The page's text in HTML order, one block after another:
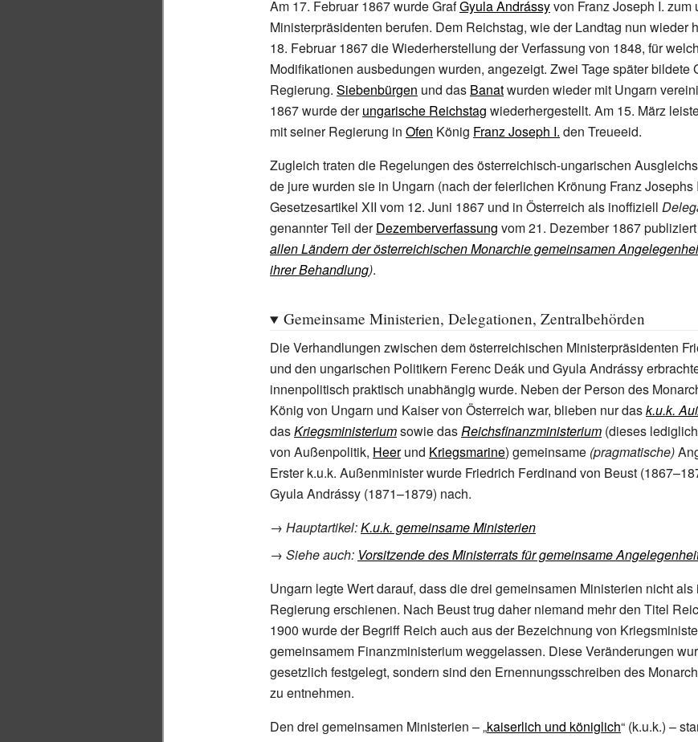
Am 17. Februar 1867 wurde GrafGyula Andrássyvon Franz Joseph I. zum
Ministerpräsidenten berufen. Dem Reichstag, wie der Landtag nun wieder
18. Februar 1867 die Wiederherstellung der Verfassung von 1848, für
Modifikationen ausbedungen wurden, angezeigt. Zwei Tage später bildete
Regierung. Siebenbürgen und das Banatwurden wieder mit Ungarn
1867 wurde derungarische Reichstag wiederhergestellt. Am 15. März
mit seiner Regierung in Ofen König Franz Joseph I. den Treueeid.
Zugleich traten die Regelungen des österreichisch-ungarischen
de jure wurden sie in Ungarn (nach der feierlichen Krönung Franz Josephs
Gesetzesartikel XII vom 12. Juni 1867 und in Österreich als inoffiziell
genannter Teil derDezemberverfassung vom 21. Dezember 1867 publiziert
allen Ländern der österreichischen Monarchie gemeinsamen
ihrer Behandlung).
Gemeinsame Ministerien, Delegationen, Zentralbehörden
Die Verhandlungen zwischen dem österreichischen Ministerpräsidenten
und den ungarischen Politikern Ferenc Deák und Gyula Andrássy
innenpolitisch praktisch unabhängig wurde. Neben der Person des
König von Ungarn und Kaiser von Österreich war, blieben nur dask.u.k.
dasKriegsministeriumsowie dasReichsfinanzministerium (dieses
von Außenpolitik, Heerund Kriegsmarine) gemeinsame (pragmatische)
Erster k.u.k. Außenminister wurde Friedrich Ferdinand von Beust
Gyula Andrássy (1871–1879) nach.
→ Hauptartikel:K.u.k. gemeinsame Ministerien
→ Siehe auch: Vorsitzende des Ministerrats für gemeinsame
Ungarn legte Wert darauf, dass die drei gemeinsamen Ministerien nicht
Regierung erschienen. Nach Beust trug daher niemand mehr den Titel
1900 wurde der Begriff Reich auch aus der Bezeichnung von
gemeinsamem Finanzministerium weggelassen. Diese Veränderungen
gesetzlich festgelegt, sondern sind den Ernennungsschreiben des
zu entnehmen.
Den drei gemeinsamen Ministerien – „kaiserlich und königlich“ (k.u.k.) –